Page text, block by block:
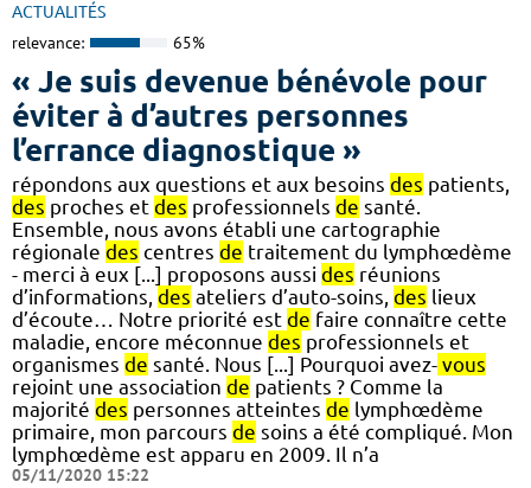
ACTUALITÉS
relevance: 65%
« Je suis devenue bénévole pour
éviter à d’autres personnes
l’errance diagnostique »
répondons aux questions et aux besoins des patients,
des proches et des professionnels de santé.
Ensemble, nous avons établi une cartographie
régionale des centres de traitement du lymphœdème
- merci à eux [...] proposons aussi des réunions
d’informations, des ateliers d’auto-soins, des lieux
d’écoute… Notre priorité est de faire connaître cette
maladie, encore méconnue des professionnels et
organismes de santé. Nous [...] Pourquoi avez- vous
rejoint une association de patients ? Comme la
majorité des personnes atteintes de lymphœdème
primaire, mon parcours de soins a été compliqué. Mon
lymphœdème est apparu en 2009. Il n’a
05/11/2020 15:22